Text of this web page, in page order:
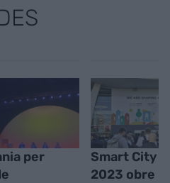
per
Smart City
2023 obre